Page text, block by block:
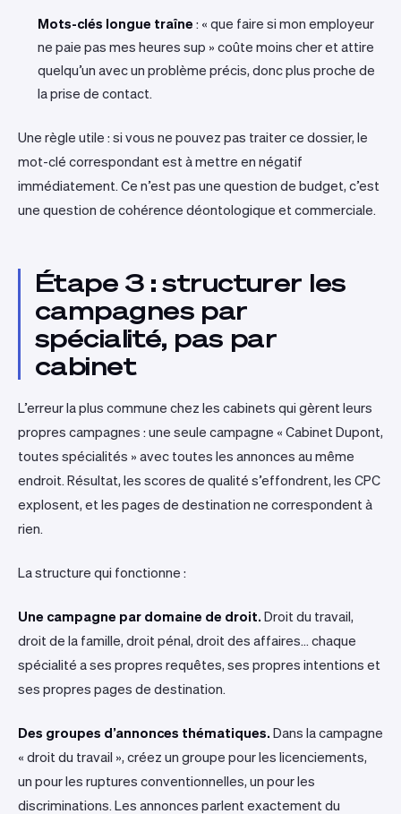
Mots-clés longue traîne : « que faire si mon employeur
ne paie pas mes heures sup » coûte moins cher et attire
quelqu’un avec un problème précis, donc plus proche de
la prise de contact.
Une règle utile : si vous ne pouvez pas traiter ce dossier, le
mot-clé correspondant est à mettre en négatif
immédiatement. Ce n’est pas une question de budget, c’est
une question de cohérence déontologique et commerciale.
Étape 3 : structurer les
campagnes par
spécialité, pas par
cabinet
L’erreur la plus commune chez les cabinets qui gèrent leurs
propres campagnes : une seule campagne « Cabinet Dupont,
toutes spécialités » avec toutes les annonces au même
endroit. Résultat, les scores de qualité s’effondrent, les CPC
explosent, et les pages de destination ne correspondent à
rien.
La structure qui fonctionne :
Une campagne par domaine de droit. Droit du travail,
droit de la famille, droit pénal, droit des affaires… chaque
spécialité a ses propres requêtes, ses propres intentions et
ses propres pages de destination.
Des groupes d’annonces thématiques. Dans la campagne
« droit du travail », créez un groupe pour les licenciements,
un pour les ruptures conventionnelles, un pour les
discriminations. Les annonces parlent exactement du